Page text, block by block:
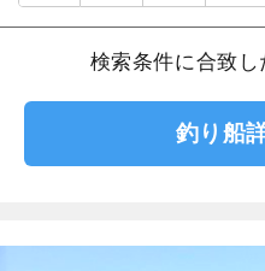
検索条件に合致
釣り船